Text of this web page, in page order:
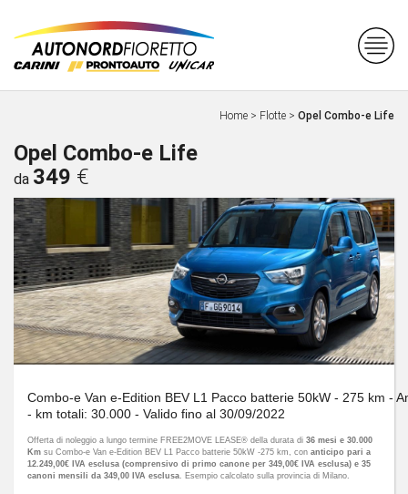
Home > Flotte > Opel Combo-e Life
Opel Combo-e Life
da 349 €
Combo-e Van e-Edition BEV L1 Pacco batterie 50kW - 275 km -
- km totali: 30.000 - Valido fino al 30/09/2022
Offerta di noleggio a lungo termine FREE2MOVE LEASE® della durata di 36 mesi e 30.000
Km su Combo-e Van e-Edition BEV L1 Pacco batterie 50kW -275 km, con anticipo pari a
12.249,00€ IVA esclusa (comprensivo di primo canone per 349,00€ IVA esclusa) e 35
canoni mensili da 349,00 IVA esclusa. Esempio calcolato sulla provincia di Milano.